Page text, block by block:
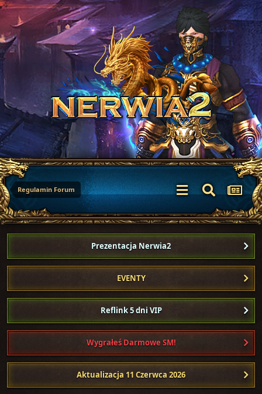
Regulamin Forum
Prezentacja Nerwia2
EVENTY
Reflink 5 dni VIP
Wygrałeś Darmowe SM!
Aktualizacja 11 Czerwca 2026